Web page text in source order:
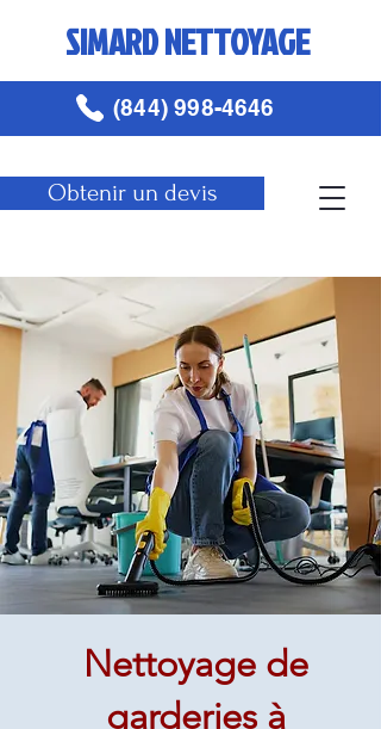
SIMARD NETTOYAGE
Obtenir un devis
(844) 998-4646
Nettoyage de
garderies à